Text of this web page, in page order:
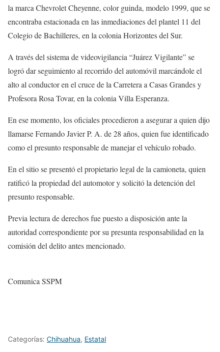
la marca Chevrolet Cheyenne, color guinda, modelo 1999, que se
encontraba estacionada en las inmediaciones del plantel 11 del
Colegio de Bachilleres, en la colonia Horizontes del Sur.
A través del sistema de videovigilancia “Juárez Vigilante” se
logró dar seguimiento al recorrido del automóvil marcándole el
alto al conductor en el cruce de la Carretera a Casas Grandes y
Profesora Rosa Tovar, en la colonia Villa Esperanza.
En ese momento, los oficiales procedieron a asegurar a quien dijo
llamarse Fernando Javier P. A. de 28 años, quien fue identificado
como el presunto responsable de manejar el vehículo robado.
En el sitio se presentó el propietario legal de la camioneta, quien
ratificó la propiedad del automotor y solicitó la detención del
presunto responsable.
Previa lectura de derechos fue puesto a disposición ante la
autoridad correspondiente por su presunta responsabilidad en la
comisión del delito antes mencionado.
Comunica SSPM
Categorías: Chihuahua, Estatal